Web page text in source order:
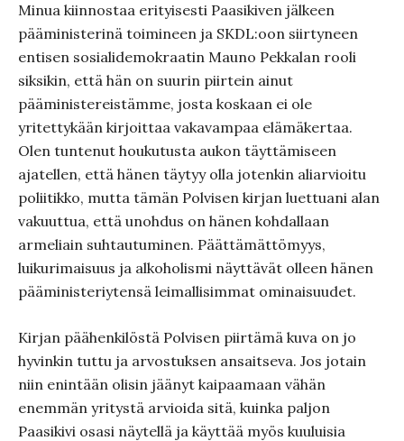
Minua kiinnostaa erityisesti Paasikiven jälkeen
pääministerinä toimineen ja SKDL:oon siirtyneen
entisen sosialidemokraatin Mauno Pekkalan rooli
siksikin, että hän on suurin piirtein ainut
pääministereistämme, josta koskaan ei ole
yritettykään kirjoittaa vakavampaa elämäkertaa.
Olen tuntenut houkutusta aukon täyttämiseen
ajatellen, että hänen täytyy olla jotenkin aliarvioitu
poliitikko, mutta tämän Polvisen kirjan luettuani alan
vakuuttua, että unohdus on hänen kohdallaan
armeliain suhtautuminen. Päättämättömyys,
luikurimaisuus ja alkoholismi näyttävät olleen hänen
pääministeriytensä leimallisimmat ominaisuudet.
Kirjan päähenkilöstä Polvisen piirtämä kuva on jo
hyvinkin tuttu ja arvostuksen ansaitseva. Jos jotain
niin enintään olisin jäänyt kaipaamaan vähän
enemmän yritystä arvioida sitä, kuinka paljon
Paasikivi osasi näytellä ja käyttää myös kuuluisia